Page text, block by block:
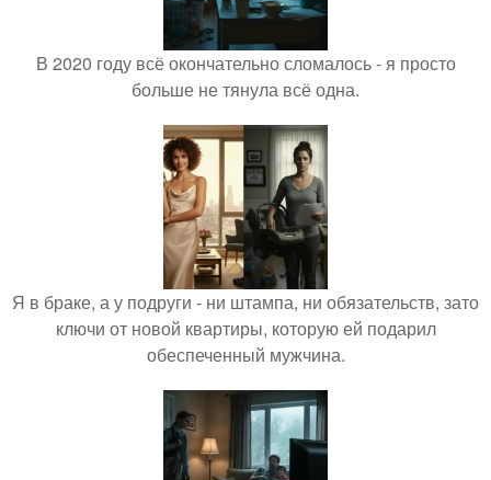
В 2020 году всё окончательно сломалось - я просто
больше не тянула всё одна.
Я в браке, а у подруги - ни штампа, ни обязательств, зато
ключи от новой квартиры, которую ей подарил
обеспеченный мужчина.